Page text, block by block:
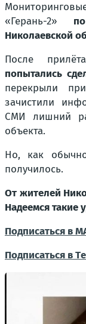
«Герань-2»
Николаевской
После
попытались
перекрыли
зачистили
СМИ лишний
объекта.
Но, как
получилось.
От жителей
Надеемся такие
Подписаться в
Подписаться в